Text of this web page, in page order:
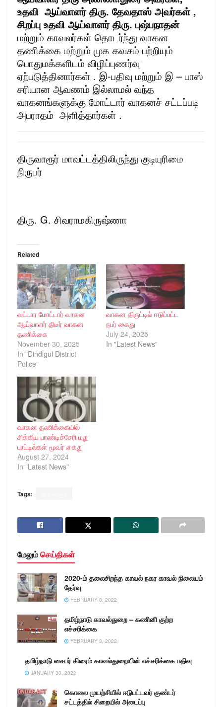
உதவி ஆய்வாளர் திரு. தேவதாஸ் அவர்கள் ,
சிறப்பு உதவி ஆய்வாளர் திரு. புஷ்பநாதன்
மற்றும் காவலர்கள் தொடர்ந்து வாகன
தணிக்கை மற்றும் முக கவசம் பற்றியும்
பொதுமக்களிடம் விழிப்புணர்வு
ஏற்படுத்தினார்கள் . இ-பதிவு மற்றும் இ – பாஸ்
சரியான ஆவணம் இல்லாமல் வந்த
வாகனங்களுக்கு மோட்டார் வாகனச் சட்டப்படி
அபராதம் அளித்தார்கள் .
திருவாரூர் மாவட்டத்திலிருந்து குடியுரிமை
நிருபர்
திரு. G. சிவராமகிருஷ்ணா
Related
வட்டார மோட்டார் வாகன
ஆய்வாளர் திடீர் வாகன
தணிக்கை
November 30, 2025
In "Dindigul District
Police"
வாகன திருட்டில் ஈடுப்பட்ட
நபர் கைது
July 24, 2025
In "Latest News"
வாகன தணிக்கையில்
சிக்கிய பாண்டிச்சேரி மது
பாட்டில்கள் மூவர் கைது
August 27, 2024
In "Latest News"
Tags:
மேலும்செய்திகள்
2020-ம் தலைசிறந்த காவல் நகர காவல் நிலையம்
தேர்வு
FEBRUARY 8, 2022
தமிழ்நாடு காவல்துறை – கணினி குற்ற
எச்சரிக்கை
FEBRUARY 3, 2022
தமிழ்நாடு சைபர் கிரைம் காவல்துறையின் எச்சரிக்கை பதிவு
JANUARY 30, 2022
கொலை முயற்சியில் ஈடுபட்டவர் குண்டர்
சட்டத்தில் சிறையில் அடைப்பு